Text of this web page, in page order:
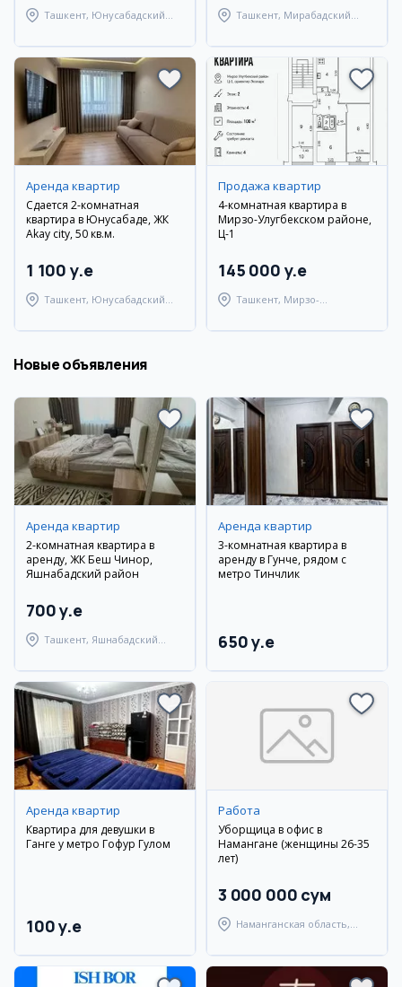
Ташкент, Юнусабадский
Ташкент, Мирабадский
Аренда квартир
Сдается 2-комнатная
квартира в Юнусабаде, ЖК
Akay city, 50 кв.м.
1 100 y.e
Ташкент, Юнусабадский
Продажа квартир
4-комнатная квартира в
Мирзо-Улугбекском районе,
Ц-1
145 000 y.e
Ташкент, Мирзо-
Новые объявления
Аренда квартир
2-комнатная квартира в
аренду, ЖК Беш Чинор,
Яшнабадский район
700 y.e
Ташкент, Яшнабадский
Аренда квартир
3-комнатная квартира в
аренду в Гунче, рядом с
метро Тинчлик
650 y.e
Аренда квартир
Квартира для девушки в
Ганге у метро Гофур Гулом
100 y.e
Работа
Уборщица в офис в
Намангане (женщины 26-35
лет)
3 000 000 сум
Наманганская область,